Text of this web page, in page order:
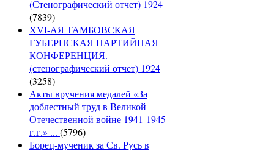
(Стенографический отчет) 1924
(7839)
XVI-АЯ ТАМБОВСКАЯ
ГУБЕРНСКАЯ ПАРТИЙНАЯ
КОНФЕРЕНЦИЯ.
(стенографический отчет) 1924
(3258)
Акты вручения медалей «За
доблестный труд в Великой
Отечественной войне 1941-1945
г.г.» ... (5796)
Борец-мученик за Св. Русь в